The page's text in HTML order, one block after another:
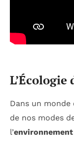
Dans un
de nos modes
l’environnement